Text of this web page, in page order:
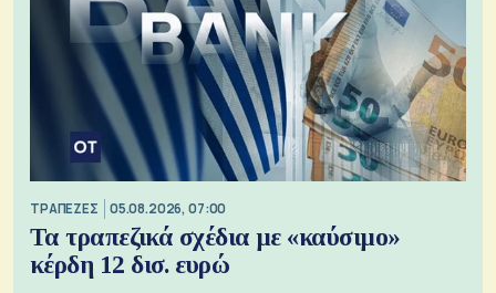
ΤΡΑΠΕΖΕΣ 05.08.2026, 07:00
Τα τραπεζικά σχέδια με «καύσιμο»
κέρδη 12 δισ. ευρώ